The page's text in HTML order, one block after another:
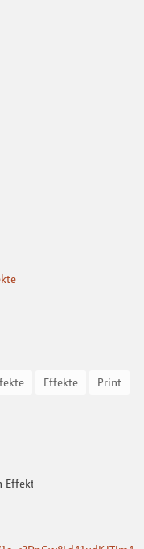
Effekte Print
- Niclas Stengel.pdf